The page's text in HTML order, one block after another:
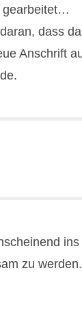
gearbeitet…
dass
Anschrift
zu werden.